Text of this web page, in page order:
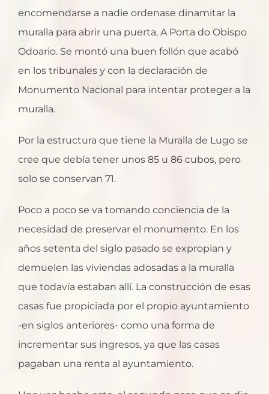
encomendarse a nadie ordenase dinamitar la
muralla para abrir una puerta, A Porta do Obispo
Odoario. Se montó una buen follón que acabó
en los tribunales y con la declaración de
Monumento Nacional para intentar proteger a la
muralla.
Por la estructura que tiene la Muralla de Lugo se
cree que debía tener unos 85 u 86 cubos, pero
solo se conservan 71.
Poco a poco se va tomando conciencia de la
necesidad de preservar el monumento. En los
años setenta del siglo pasado se expropian y
demuelen las viviendas adosadas a la muralla
que todavía estaban allí. La construcción de esas
casas fue propiciada por el propio ayuntamiento
-en siglos anteriores- como una forma de
incrementar sus ingresos, ya que las casas
pagaban una renta al ayuntamiento.